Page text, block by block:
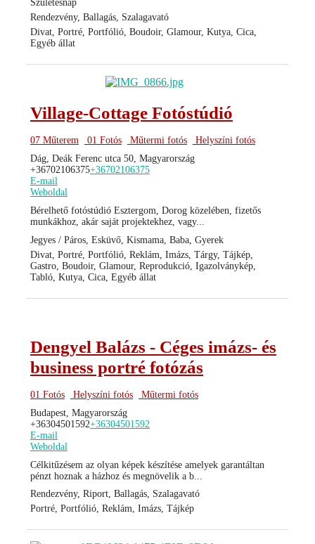
Születésnap
Rendezvény, Ballagás, Szalagavató
Divat, Portré, Portfólió, Boudoir, Glamour, Kutya, Cica,
Egyéb állat
Village-Cottage Fotóstúdió
07 Műterem 01 Fotós Műtermi fotós
Helyszíni fotós
Dág, Deák Ferenc utca 50, Magyarország
+36702106375+36702106375
E-mail
Weboldal
Bérelhető fotóstúdió Esztergom, Dorog közelében, fizetős
munkákhoz, akár saját projektekhez, vagy...
Jegyes / Páros, Esküvő, Kismama, Baba, Gyerek
Divat, Portré, Portfólió, Reklám, Imázs, Tárgy, Tájkép,
Gastro, Boudoir, Glamour, Reprodukció, Igazolványkép,
Tabló, Kutya, Cica, Egyéb állat
Dengyel Balázs - Céges imázs- és
business portré fotózás
01 Fotós Helyszíni fotós
Műtermi fotós
Budapest, Magyarország
+36304501592+36304501592
E-mail
Weboldal
Célkitűzésem az olyan képek készítése amelyek garantáltan
pénzt hoznak a házhoz és megnövelik a b...
Rendezvény, Riport, Ballagás, Szalagavató
Portré, Portfólió, Reklám, Imázs, Tájkép